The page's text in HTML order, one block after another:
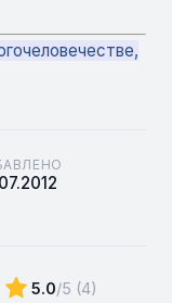
5.0/5 (4)